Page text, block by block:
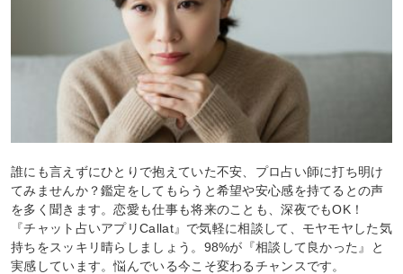
誰にも言えずにひとりで抱えていた不安、プロ占い師に打ち明け
てみませんか？鑑定をしてもらうと希望や安心感を持てるとの声
を多く聞きます。恋愛も仕事も将来のことも、深夜でもOK！
『チャット占いアプリCallat』で気軽に相談して、モヤモヤした気
持ちをスッキリ晴らしましょう。98%が『相談して良かった』と
実感しています。悩んでいる今こそ変わるチャンスです。